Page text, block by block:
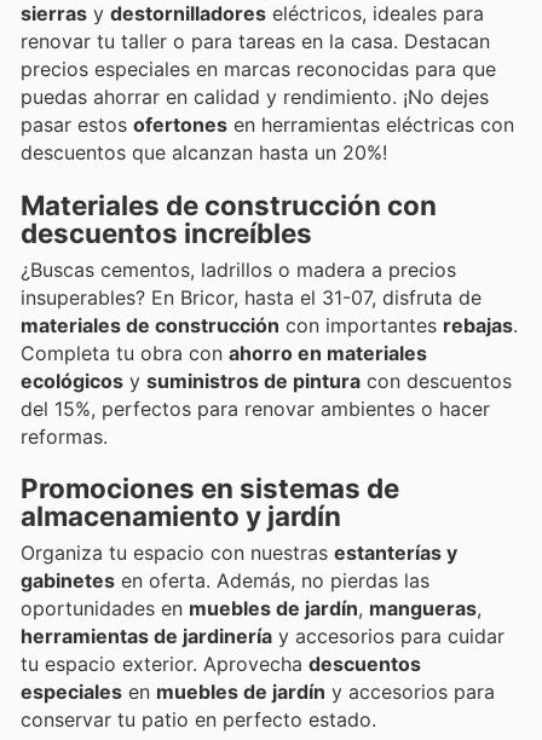
sierras y destornilladores eléctricos, ideales para
renovar tu taller o para tareas en la casa. Destacan
precios especiales en marcas reconocidas para que
puedas ahorrar en calidad y rendimiento. ¡No dejes
pasar estos ofertones en herramientas eléctricas con
descuentos que alcanzan hasta un 20%!
Materiales de construcción con
descuentos increíbles
¿Buscas cementos, ladrillos o madera a precios
insuperables? En Bricor, hasta el 31-07, disfruta de
materiales de construcción con importantes rebajas.
Completa tu obra con ahorro en materiales
ecológicos y suministros de pintura con descuentos
del 15%, perfectos para renovar ambientes o hacer
reformas.
Promociones en sistemas de
almacenamiento y jardín
Organiza tu espacio con nuestras estanterías y
gabinetes en oferta. Además, no pierdas las
oportunidades en muebles de jardín, mangueras,
herramientas de jardinería y accesorios para cuidar
tu espacio exterior. Aprovecha descuentos
especiales en muebles de jardín y accesorios para
conservar tu patio en perfecto estado.